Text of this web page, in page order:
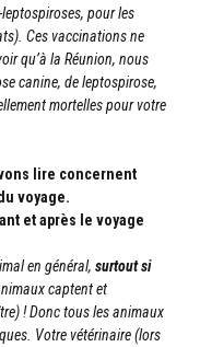
leptospiroses, pour les
Ces vaccinations ne
qu’à la Réunion, nous
canine, de leptospirose,
mortelles pour votre
lire concernent
voyage.
et après le voyage
en général, surtout si
captent et
! Donc tous les animaux
Votre vétérinaire (lors